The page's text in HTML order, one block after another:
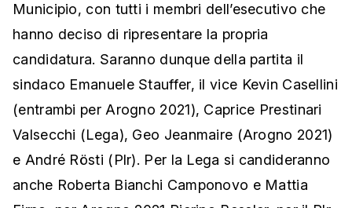
Municipio, con tutti i membri dell’esecutivo che
hanno deciso di ripresentare la propria
candidatura. Saranno dunque della partita il
sindaco Emanuele Stauffer, il vice Kevin Casellini
(entrambi per Arogno 2021), Caprice Prestinari
Valsecchi (Lega), Geo Jeanmaire (Arogno 2021)
e André Rösti (Plr). Per la Lega si candideranno
anche Roberta Bianchi Camponovo e Mattia